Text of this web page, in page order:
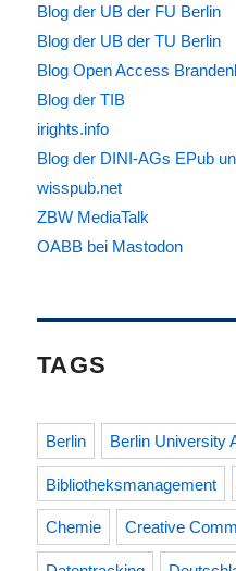
Blog der UB der FU Berlin
Blog der UB der TU Berlin
Blog Open Access
Blog der TIB
irights.info
Blog der DINI-AGs EPub
wisspub.net
ZBW MediaTalk
OABB bei Mastodon
TAGS
Berlin Berlin University
Bibliotheksmanagement
Chemie Creative